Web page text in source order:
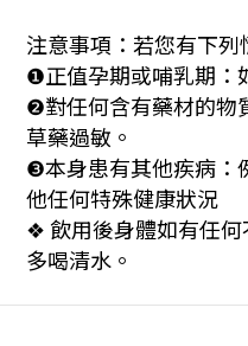
注意事項：若您有下列
❶正值孕期或哺乳期：
❷對任何含有藥材的物
草藥過敏。
❸本身患有其他疾病：
他任何特殊健康狀況
❖ 飲用後身體如有任
多喝清水。